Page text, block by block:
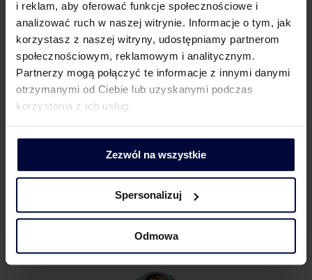
i reklam, aby oferować funkcje społecznościowe i
analizować ruch w naszej witrynie. Informacje o tym, jak
korzystasz z naszej witryny, udostępniamy partnerom
społecznościowym, reklamowym i analitycznym.
Partnerzy mogą połączyć te informacje z innymi danymi
otrzymanymi od Ciebie lub uzyskanymi podczas
korzystania z ich usług.
Zezwól na wszystkie
Spersonalizuj
Odmowa
KONTAKT DLA KLIENTÓW
Barbara Lenarcik
KONTAKT DLA MEDIÓW